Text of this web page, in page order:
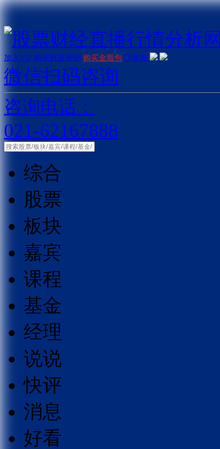
加入VIP 购买财富密钥 购买金股包 问客服
微信扫码咨询
咨询电话：
021-62167888
综合
股票
板块
嘉宾
课程
基金
经理
说说
快评
消息
好看